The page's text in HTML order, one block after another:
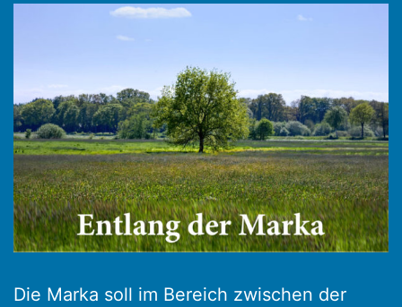
Die Marka soll im Bereich zwischen der